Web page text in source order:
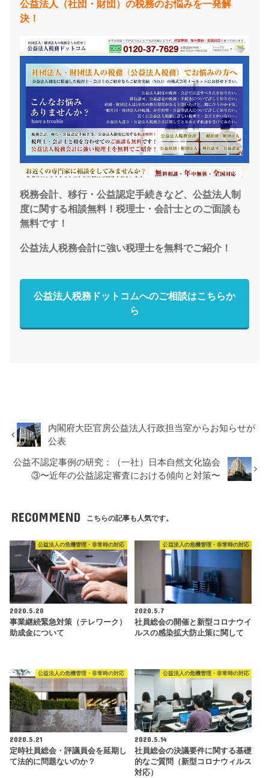
公益法人（社団・財団）の税務のお悩みを一発解
決！
税務会計、移行・公益認定手続きなど、公益法人制
度に関する相談無料！税理士・会計士とのご面談も
無料です！
公益法人税務会計に強い税理士を無料でご紹介！
公益法人税務ドットコムへのご相談はこちらか
ら
内閣府大臣官房公益法人行政担当室からお知らせが
公表
公益不認定事例の研究：（一社）日本自然文化協会
③〜近年の公益認定審査における傾向と対策〜
RECOMMEND こちらの記事も人気です。
公益法人の危機管理・非常時の対応
2020.5.20
事業継続緊急対策（テレワーク）
助成金について
公益法人の危機管理・非常時の対応
2020.5.7
社員総会の開催と新型コロナウイ
ルスの感染拡大防止策に関して
公益法人の危機管理・非常時の対応
2020.5.21
定時社員総会・評議員会を延期し
て法的に問題ないのか？
公益法人の危機管理・非常時の対応
2020.5.14
社員総会の決議要件に関する基礎
的なご質問（新型コロナウィルス
対応）